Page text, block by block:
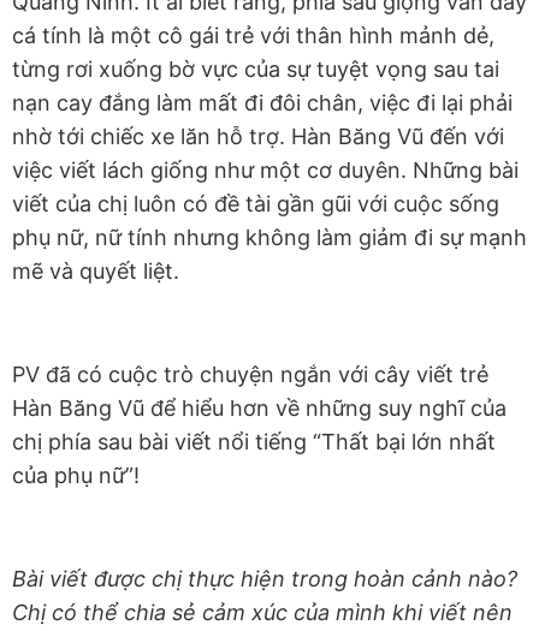
cá tính là một cô gái trẻ với thân hình mảnh dẻ,
từng rơi xuống bờ vực của sự tuyệt vọng sau tai
nạn cay đắng làm mất đi đôi chân, việc đi lại phải
nhờ tới chiếc xe lăn hỗ trợ. Hàn Băng Vũ đến với
việc viết lách giống như một cơ duyên. Những bài
viết của chị luôn có đề tài gần gũi với cuộc sống
phụ nữ, nữ tính nhưng không làm giảm đi sự mạnh
mẽ và quyết liệt.
PV đã có cuộc trò chuyện ngắn với cây viết trẻ
Hàn Băng Vũ để hiểu hơn về những suy nghĩ của
chị phía sau bài viết nổi tiếng “Thất bại lớn nhất
của phụ nữ”!
Bài viết được chị thực hiện trong hoàn cảnh nào?
Chị có thể chia sẻ cảm xúc của mình khi viết nên